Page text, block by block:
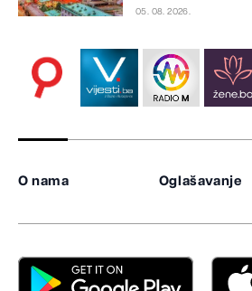
05. 08. 2026.
O nama Oglašavanje